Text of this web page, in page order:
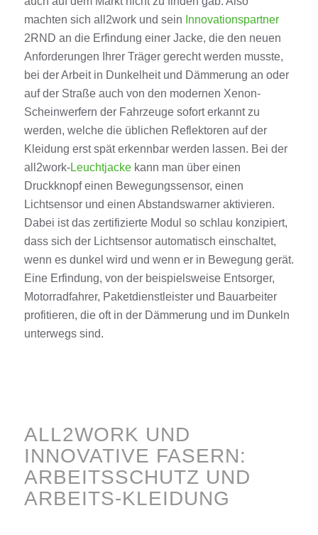
machten sich all2work und sein Innovationspartner
2RND an die Erfindung einer Jacke, die den neuen
Anforderungen Ihrer Träger gerecht werden musste,
bei der Arbeit in Dunkelheit und Dämmerung an oder
auf der Straße auch von den modernen Xenon-
Scheinwerfern der Fahrzeuge sofort erkannt zu
werden, welche die üblichen Reflektoren auf der
Kleidung erst spät erkennbar werden lassen. Bei der
all2work-Leuchtjackekann man über einen
Druckknopf einen Bewegungssensor, einen
Lichtsensor und einen Abstandswarner aktivieren.
Dabei ist das zertifizierte Modul so schlau konzipiert,
dass sich der Lichtsensor automatisch einschaltet,
wenn es dunkel wird und wenn er in Bewegung gerät.
Eine Erfindung, von der beispielsweise Entsorger,
Motorradfahrer, Paketdienstleister und Bauarbeiter
profitieren, die oft in der Dämmerung und im Dunkeln
unterwegs sind.
ALL2WORK UND
INNOVATIVE FASERN:
ARBEITSSCHUTZ UND
ARBEITS-KLEIDUNG